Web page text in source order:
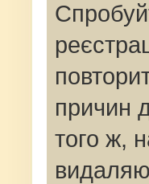
причин
того ж,